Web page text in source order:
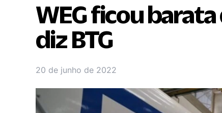
WEG ficou
diz BTG
20 de junho de 2022